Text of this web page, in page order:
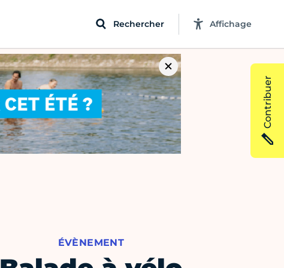
Rechercher Affichage
ÉVÈNEMENT
Contribuer